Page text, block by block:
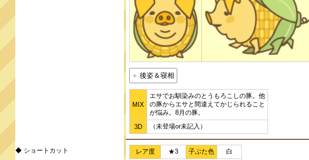
後姿＆寝相
MIX
エサでお馴染みのとうもろこしの豚。他
の豚からエサと間違えてかじられること
が悩み。8月の豚。
3D
（未登場or未記入）
レア度 ★3 子ぶた色 白
◆ ショートカット